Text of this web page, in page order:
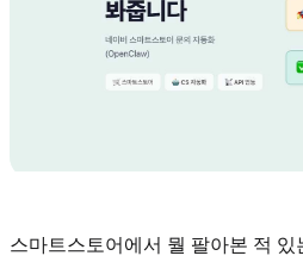
스마트스토어에서 뭘 팔아본 적 있